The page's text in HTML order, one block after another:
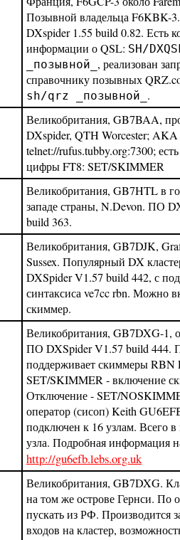
Позывной владельца F6KBK-
DXspider 1.55 build 0.82. Есть
информации о QSL: SH/
_позывной_ , реализован
справочнику позывных
sh/qrz _позывной_ .
Великобритания, GB7BAA,
DXspider, QTH Worcester; AKA
telnet://rufus.tubby.org:7300;
цифры FT8: SET/SKIMMER
Великобритания, GB7HTL в
западе страны, N.Devon. ПО
build 363.
Великобритания, GB7DJK,
Sussex. Популярный DX
DXSpider V1.57 build 442, с
синтаксиса ve7cc rbn. Можно
скиммер.
Великобритания, GB7DXG-1,
ПО DXSpider V1.57 build 444.
поддерживает скиммеры RBN
SET/SKIMMER - включение
Отключение - SET/
оператор (сисоп) Keith
подключен к 16 узлам. Всего в
узла. Подробная информация
http://gu6efb.lebs.org.uk
Великобритания, GB7DXG.
на том же острове Гернси. По
пускать из РФ. Производится
входов на кластер,